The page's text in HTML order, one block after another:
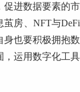
进数据要素的
房、NFT与
身也要积极拥抱
运用数字化工